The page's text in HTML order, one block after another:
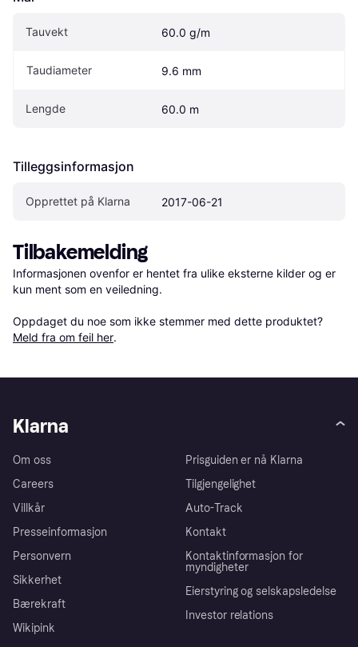
Tauvekt 60.0 g/m
Taudiameter 9.6 mm
Lengde 60.0 m
Tilleggsinformasjon
Opprettet på Klarna 2017-06-21
Tilbakemelding
Informasjonen ovenfor er hentet fra ulike eksterne kilder og er
kun ment som en veiledning.
Oppdaget du noe som ikke stemmer med dette produktet?
Meld fra om feil her.
Klarna
Om oss
Careers
Villkår
Presseinformasjon
Personvern
Sikkerhet
Bærekraft
Wikipink
Prisguiden er nå Klarna
Tilgjengelighet
Auto-Track
Kontakt
Kontaktinformasjon for
myndigheter
Eierstyring og selskapsledelse
Investor relations